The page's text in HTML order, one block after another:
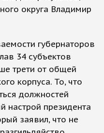
округа Владимир
губернаторов
34 субъектов
трети от общей
корпуса. То, что
должностей
настрой президента
заявил, что не